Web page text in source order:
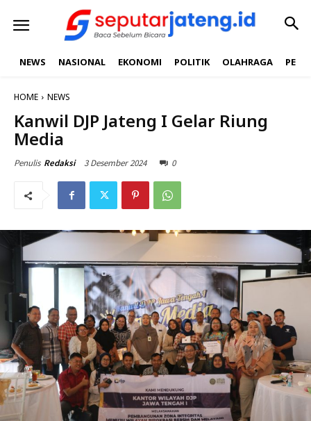
NEWS NASIONAL EKONOMI POLITIK OLAHRAGA
HOME NEWS
Kanwil DJP Jateng I Gelar Riung
Media
Penulis Redaksi 3 Desember 2024 0